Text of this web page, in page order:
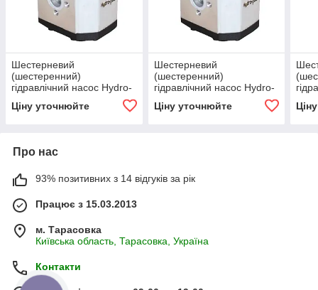
Шестерневий
(шестеренний)
гідравлічний насос Hydro-
Ціну уточнюйте
Шестерневий
(шестеренний)
гідравлічний насос Hydro-
Ціну уточнюйте
Про нас
93% позитивних з 14 відгуків за рік
Працює з 15.03.2013
м. Тарасовка
Київська область, Тарасовка, Україна
Контакти